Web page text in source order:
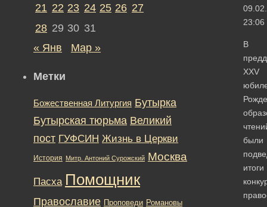
23:06
В
XXV
были
итоги
21 22 23 24 25 26 27
28 29 30 31
« Янв
Мар »
Метки
Божественная Литургия Бутырка
Бутырская тюрьма Великий
пост ГУФСИН Жизнь в Церкви
История Митр. Антоний Сурожский Москва
Пасха Помощник
Православие Проповеди Романовы